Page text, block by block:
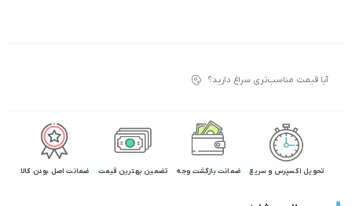
آیا قیمت مناسب‌تری سراغ دارید؟
تحویل اکسپرس و سریع ضمانت بازگشت وجه تضمین بهترین قیمت ضمانت اصل بودن کالا